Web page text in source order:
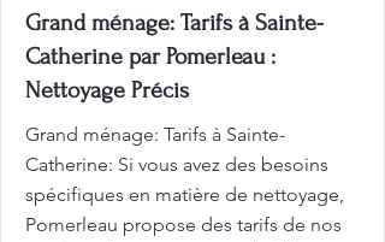
Grand ménage: Tarifs à Sainte-
Catherine par Pomerleau :
Nettoyage Précis
Grand ménage: Tarifs à Sainte-
Catherine: Si vous avez des besoins
spécifiques en matière de nettoyage,
Pomerleau propose des tarifs de nos